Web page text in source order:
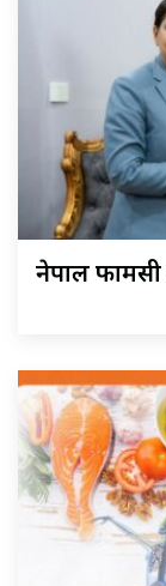
नेपाल फार्मेसी